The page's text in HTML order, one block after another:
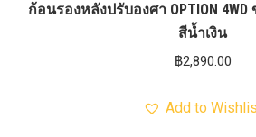
ก้อนรองหลังปรับองศา OPTION 4WD
สีน้ำเงิน
฿2,890.00
Add to